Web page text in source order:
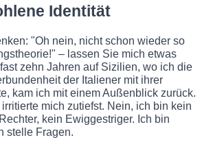
Identität
"Oh nein, nicht schon wieder so
– lassen Sie mich etwas
zehn Jahren auf Sizilien, wo ich die
der Italiener mit ihrer
kam ich mit einem Außenblick zurück.
mich zutiefst. Nein, ich bin kein
kein Ewiggestriger. Ich bin
stelle Fragen.